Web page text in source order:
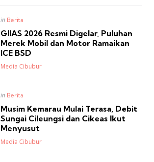
Posted
in Berita
GIIAS 2026 Resmi Digelar, Puluhan
Merek Mobil dan Motor Ramaikan
ICE BSD
Posted
Media Cibubur
Posted
in Berita
Musim Kemarau Mulai Terasa, Debit
Sungai Cileungsi dan Cikeas Ikut
Menyusut
Posted
Media Cibubur